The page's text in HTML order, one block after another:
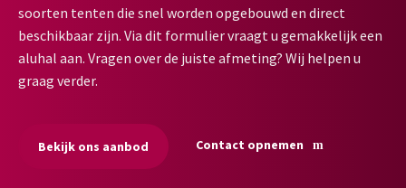
soorten tenten die snel worden opgebouwd en direct
beschikbaar zijn. Via dit formulier vraagt u gemakkelijk een
aluhal aan. Vragen over de juiste afmeting? Wij helpen u
graag verder.
Bekijk ons aanbod Contact opnemen